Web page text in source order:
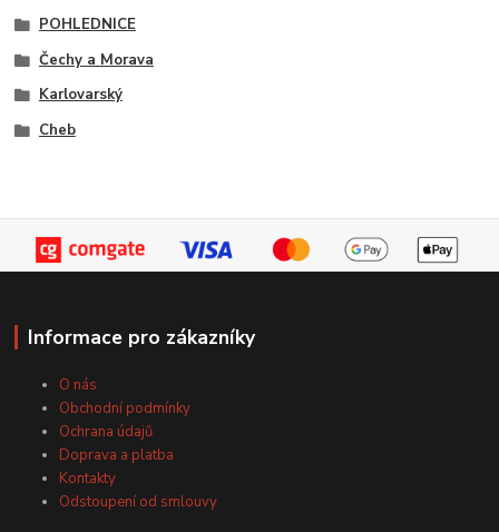
POHLEDNICE
Čechy a Morava
Karlovarský
Cheb
Informace pro zákazníky
O nás
Obchodní podmínky
Ochrana údajů
Doprava a platba
Kontakty
Odstoupení od smlouvy